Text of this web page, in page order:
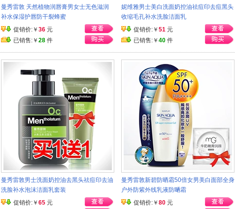
曼秀雷敦 天然植物润唇膏男女士无色滋润
补水保湿护唇防干裂蜂蜜
促销价:￥ 36 元
已销售:￥ 28 件
妮维雅男士美白洗面奶控油祛痘印去痘黑头
收缩毛孔补水洗脸洁面乳
促销价:￥ 51 元
已销售:￥ 40 件
曼秀雷敦男士洗面奶控油去黑头祛痘印去油
洗脸补水泡沫洁面乳套装
促销价:￥ 65 元
曼秀雷敦新碧防晒霜50倍女男美白面部全身
户外防紫外线乳液防嗮霜
促销价:￥ 80 元